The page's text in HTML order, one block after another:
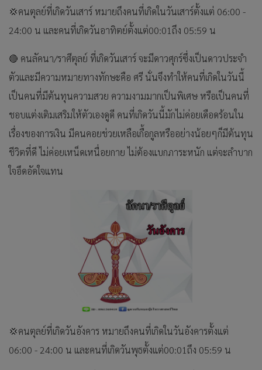
💢คนตุลย์ที่เกิดวันเสาร์ หมายถึงคนที่เกิดในวันเสาร์ตั้งแต่ 06:00 -
24:00 น และคนที่เกิดวันอาทิตย์ตั้งแต่00:01ถึง 05:59 น
🔴 คนลัคนา/ราศีตุลย์ ที่เกิดวันเสาร์ จะมีดาวศุกร์ซึ่งเป็นดาวประจำ
ตัวและมีความหมายทางทักษะคือ ศรี นั่นจึงทำให้คนที่เกิดในวันนี้
เป็นคนที่มีต้นทุนความสวย ความงามมากเป็นพิเศษ หรือเป็นคนที่
ชอบแต่งเติมเสริมให้ตัวเองดูดี คนที่เกิดวันนี้มักไม่ค่อยเดือดร้อนใน
เรื่องของการเงิน มีคนคอยช่วยเหลือเกื้อกูลหรืออย่างน้อยๆก็มีต้นทุน
ชีวิตที่ดี ไม่ค่อยเหน็ดเหนื่อยกาย ไม่ต้องแบกภาระหนัก แต่จะลำบาก
ใจอึดอัดใจแทน
💢คนตุลย์ที่เกิดวันอังคาร หมายถึงคนที่เกิดในวันอังคารตั้งแต่
06:00 - 24:00 น และคนที่เกิดวันพุธตั้งแต่00:01ถึง 05:59 น